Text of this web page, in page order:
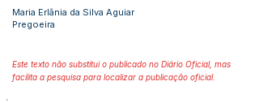
Maria Erlânia da Silva Aguiar
Pregoeira
Este texto não substitui o publicado no Diário Oficial, mas
facilita a pesquisa para localizar a publicação oficial.